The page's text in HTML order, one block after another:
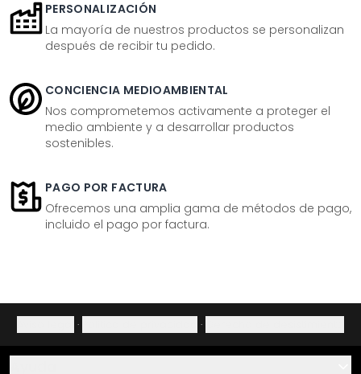
PERSONALIZACIÓN
La mayoría de nuestros productos se personalizan
después de recibir tu pedido.
CONCIENCIA MEDIOAMBIENTAL
Nos comprometemos activamente a proteger el
medio ambiente y a desarrollar productos
sostenibles.
PAGO POR FACTURA
Ofrecemos una amplia gama de métodos de pago,
incluido el pago por factura.
· ·